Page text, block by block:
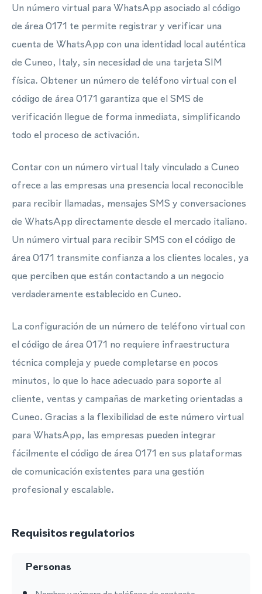
Un número virtual para WhatsApp asociado al código
de área 0171 te permite registrar y verificar una
cuenta de WhatsApp con una identidad local auténtica
de Cuneo, Italy, sin necesidad de una tarjeta SIM
física. Obtener un número de teléfono virtual con el
código de área 0171 garantiza que el SMS de
verificación llegue de forma inmediata, simplificando
todo el proceso de activación.
Contar con un número virtual Italy vinculado a Cuneo
ofrece a las empresas una presencia local reconocible
para recibir llamadas, mensajes SMS y conversaciones
de WhatsApp directamente desde el mercado italiano.
Un número virtual para recibir SMS con el código de
área 0171 transmite confianza a los clientes locales, ya
que perciben que están contactando a un negocio
verdaderamente establecido en Cuneo.
La configuración de un número de teléfono virtual con
el código de área 0171 no requiere infraestructura
técnica compleja y puede completarse en pocos
minutos, lo que lo hace adecuado para soporte al
cliente, ventas y campañas de marketing orientadas a
Cuneo. Gracias a la flexibilidad de este número virtual
para WhatsApp, las empresas pueden integrar
fácilmente el código de área 0171 en sus plataformas
de comunicación existentes para una gestión
profesional y escalable.
Requisitos regulatorios
Personas